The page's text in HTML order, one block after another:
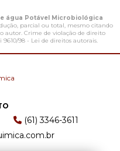
água Potável Microbiológica
parcial ou total, mesmo citando
autor. Crime de violação de direito
9610/98 - Lei de direitos autorais.
(61) 3346-3611